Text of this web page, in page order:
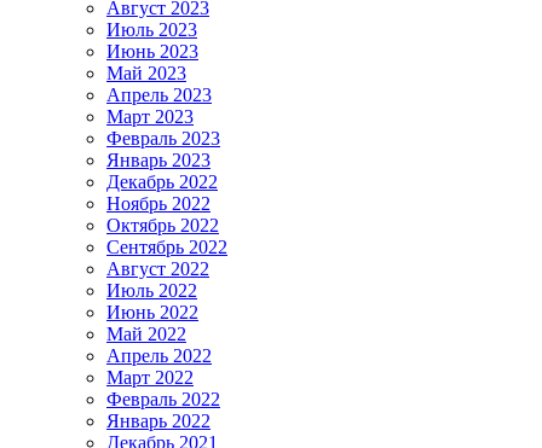
Август 2023
Июль 2023
Июнь 2023
Май 2023
Апрель 2023
Март 2023
Февраль 2023
Январь 2023
Декабрь 2022
Ноябрь 2022
Октябрь 2022
Сентябрь 2022
Август 2022
Июль 2022
Июнь 2022
Май 2022
Апрель 2022
Март 2022
Февраль 2022
Январь 2022
Декабрь 2021